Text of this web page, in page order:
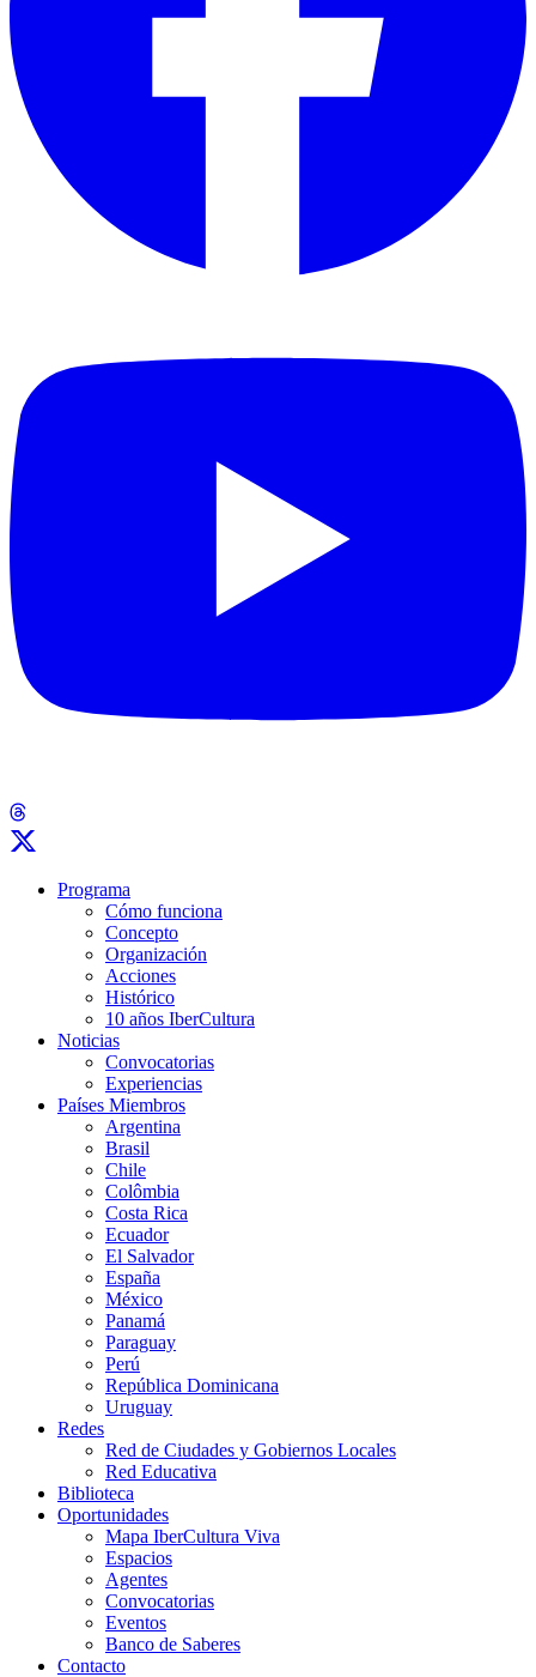
Programa
Cómo funciona
Concepto
Organización
Acciones
Histórico
10 años IberCultura
Noticias
Convocatorias
Experiencias
Países Miembros
Argentina
Brasil
Chile
Colômbia
Costa Rica
Ecuador
El Salvador
España
México
Panamá
Paraguay
Perú
República Dominicana
Uruguay
Redes
Red de Ciudades y Gobiernos Locales
Red Educativa
Biblioteca
Oportunidades
Mapa IberCultura Viva
Espacios
Agentes
Convocatorias
Eventos
Banco de Saberes
Contacto